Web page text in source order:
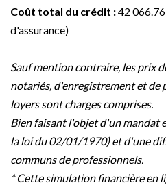
Coût total du crédit :42
d'assurance)
Sauf mention contraire, les prix
notariés, d'enregistrement et de
loyers sont charges comprises.
Bien faisant l'objet d'un mandat
la loi du 02/01/1970) et d'une
communs de professionnels.
* Cette simulation financière en